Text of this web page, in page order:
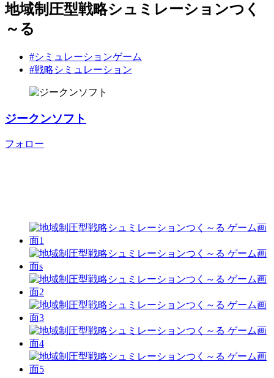
地域制圧型戦略シュミレーションつく
～る
#シミュレーションゲーム
#戦略シミュレーション
ジークンソフト
フォロー